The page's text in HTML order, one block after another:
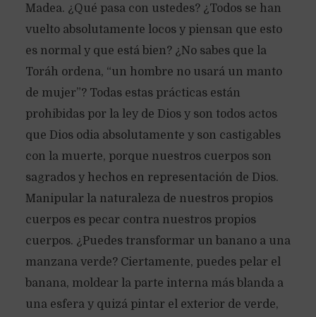
Madea. ¿Qué pasa con ustedes? ¿Todos se han
vuelto absolutamente locos y piensan que esto
es normal y que está bien? ¿No sabes que la
Toráh ordena, “un hombre no usará un manto
de mujer”? Todas estas prácticas están
prohibidas por la ley de Dios y son todos actos
que Dios odia absolutamente y son castigables
con la muerte, porque nuestros cuerpos son
sagrados y hechos en representación de Dios.
Manipular la naturaleza de nuestros propios
cuerpos es pecar contra nuestros propios
cuerpos. ¿Puedes transformar un banano a una
manzana verde? Ciertamente, puedes pelar el
banana, moldear la parte interna más blanda a
una esfera y quizá pintar el exterior de verde,